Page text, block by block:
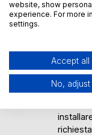
loco, il
la
website, show
experience. For more
settings.
Accept all
No, adjust